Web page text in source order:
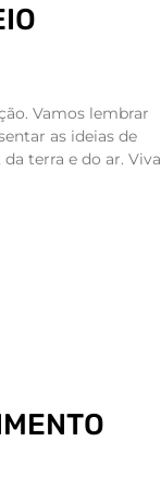
Vamos lembrar
as ideias de
terra e do ar. Viva